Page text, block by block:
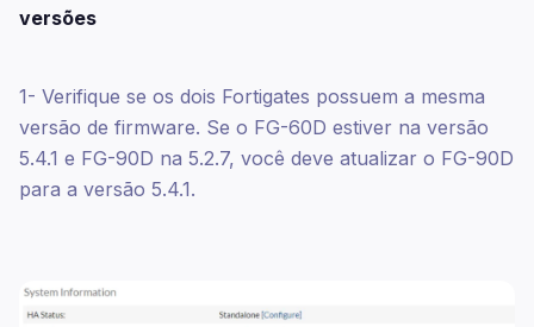
versões
1- Verifique se os dois Fortigates possuem a mesma
versão de firmware. Se o FG-60D estiver na versão
5.4.1 e FG-90D na 5.2.7, você deve atualizar o FG-90D
para a versão 5.4.1.